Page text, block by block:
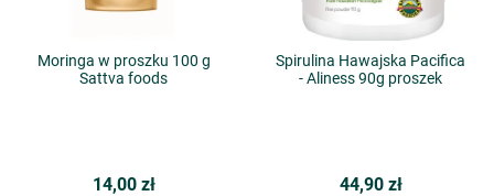
Moringa w proszku 100 g
Sattva foods
14,00 zł
Spirulina Hawajska Pacifica
- Aliness 90g proszek
44,90 zł